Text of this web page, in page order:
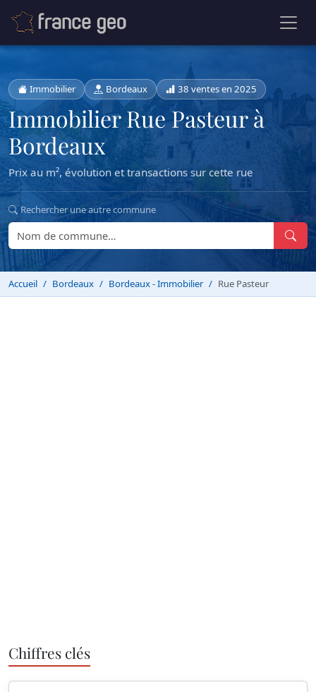
Immobilier Bordeaux 38 ventes en 2025
Immobilier Rue Pasteur à
Bordeaux
Prix au m², évolution et transactions sur cette rue
Rechercher une autre commune
Accueil Bordeaux Bordeaux - Immobilier Rue Pasteur
Chiffres clés